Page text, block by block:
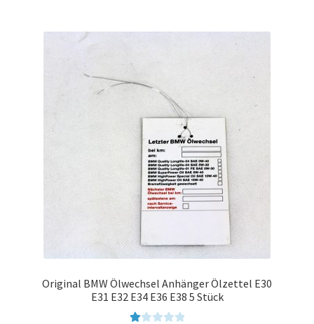
Original BMW Ölwechsel Anhänger Ölzettel E30
E31 E32 E34 E36 E38 5 Stück